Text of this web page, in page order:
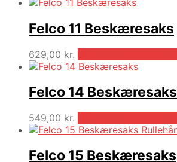
Felco 11 Beskæresaks
629,00 kr.
Felco 14 Beskæresaks
549,00 kr.
Felco 15 Beskæresaks